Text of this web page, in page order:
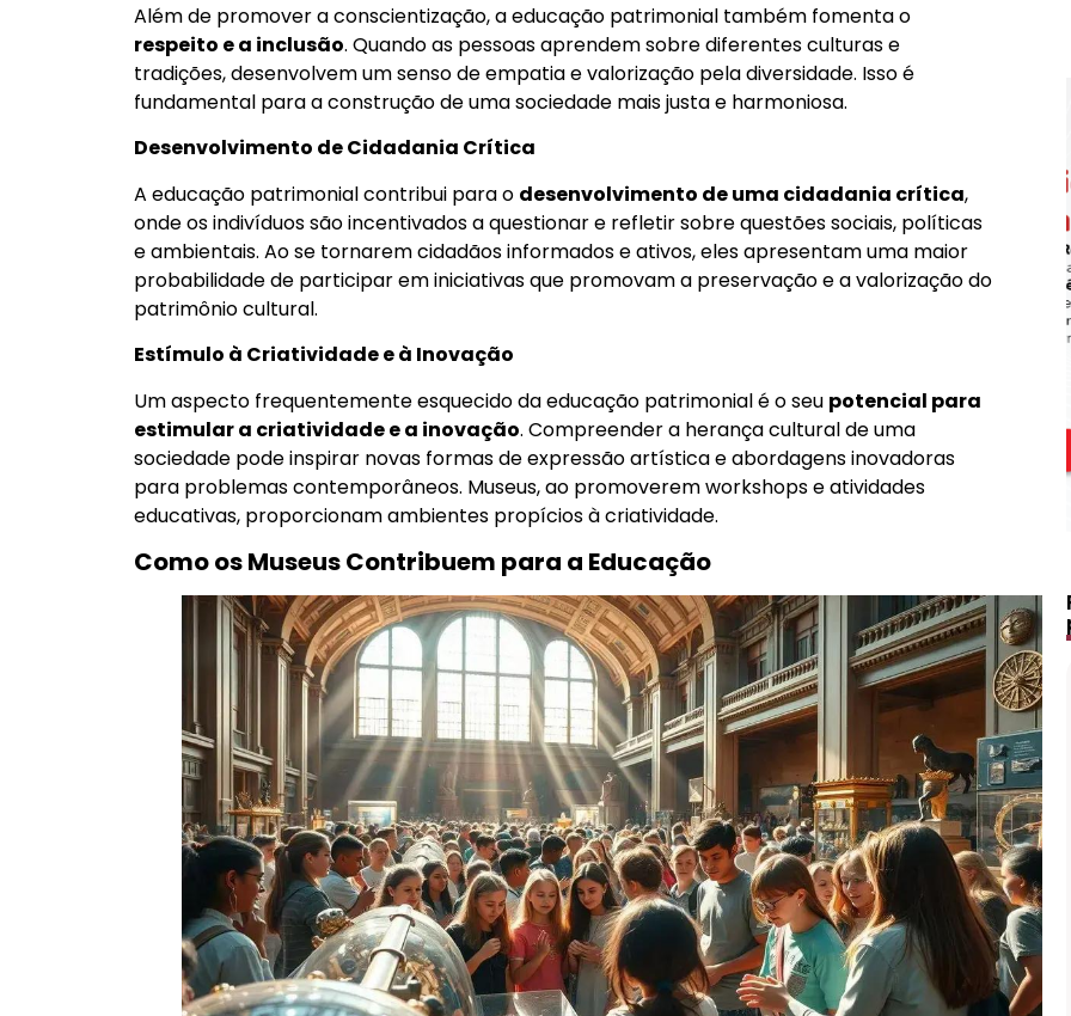
Além de promover a conscientização, a educação patrimonial também fomenta o
respeito e a inclusão. Quando as pessoas aprendem sobre diferentes culturas e
tradições, desenvolvem um senso de empatia e valorização pela diversidade. Isso é
fundamental para a construção de uma sociedade mais justa e harmoniosa.
Desenvolvimento de Cidadania Crítica
A educação patrimonial contribui para o desenvolvimento de uma cidadania crítica,
onde os indivíduos são incentivados a questionar e refletir sobre questões sociais, políticas
e ambientais. Ao se tornarem cidadãos informados e ativos, eles apresentam uma maior
probabilidade de participar em iniciativas que promovam a preservação e a valorização do
patrimônio cultural.
Estímulo à Criatividade e à Inovação
Um aspecto frequentemente esquecido da educação patrimonial é o seu potencial para
estimular a criatividade e a inovação. Compreender a herança cultural de uma
sociedade pode inspirar novas formas de expressão artística e abordagens inovadoras
para problemas contemporâneos. Museus, ao promoverem workshops e atividades
educativas, proporcionam ambientes propícios à criatividade.
Como os Museus Contribuem para a Educação